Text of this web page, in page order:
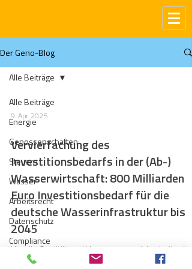
Der Geno-Blog
Alle Beiträge
Energie
Genossenschaften
Steuern
Wasser
Arbeitsrecht
Datenschutz
Compliance
Alle Beiträge
9. Apr. 2025
Vervierfachung des
Investitionsbedarfs in der (Ab-)
Wasserwirtschaft: 800 Milliarden
Euro Investitionsbedarf für die
deutsche Wasserinfrastruktur bis
2045
Um die Qualität und Versorgungssicherheit mit
bestehenden Infrastruktur zu sichern, steht die